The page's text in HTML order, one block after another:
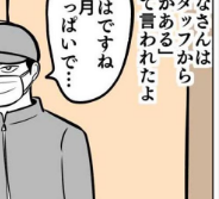
児